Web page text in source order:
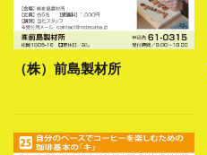
（株）前島製材所